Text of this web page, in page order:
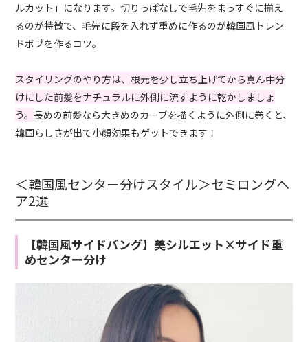
ルカット」になります。切りっぱなしで毛先をまっすぐに揃え
るのが特徴で、毛先に段を入れず重めに作るのが韓国風トレン
ドボブを作るコツ。
スタイリングのやり方は、根元を少し立ち上げてから真ん中分
けにした前髪をナチュラルに外側に流すように乾かしましょ
う。長めの前髪なら大きめのカーブを描くように外側に巻くと、
韓国らしさが出て小顔効果もゲットできます！
＜韓国風センター分けスタイル＞セミロングヘ
ア2選
【韓国風サイドバング】美シルエット×サイド重
めセンター分け